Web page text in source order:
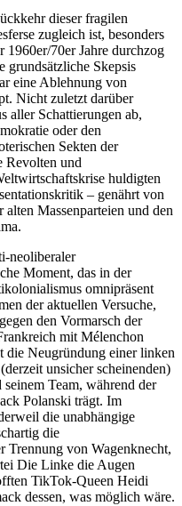
dieser fragilen
zugleich ist, besonders
1960er/70er Jahre durchzog
grundsätzliche Skepsis
eine Ablehnung von
Nicht zuletzt darüber
aller Schattierungen ab,
oder den
Sekten der
Revolten und
huldigten
– genährt von
Massenparteien und den
neoliberaler
Moment, das in der
omnipräsent
der aktuellen Versuche,
den Vormarsch der
mit Mélenchon
die Neugründung einer linken
unsicher scheinenden)
Team, während der
Polanski trägt. Im
die unabhängige
die
Trennung von Wagenknecht,
Die Linke die Augen
TikTok-Queen Heidi
dessen, was möglich wäre.